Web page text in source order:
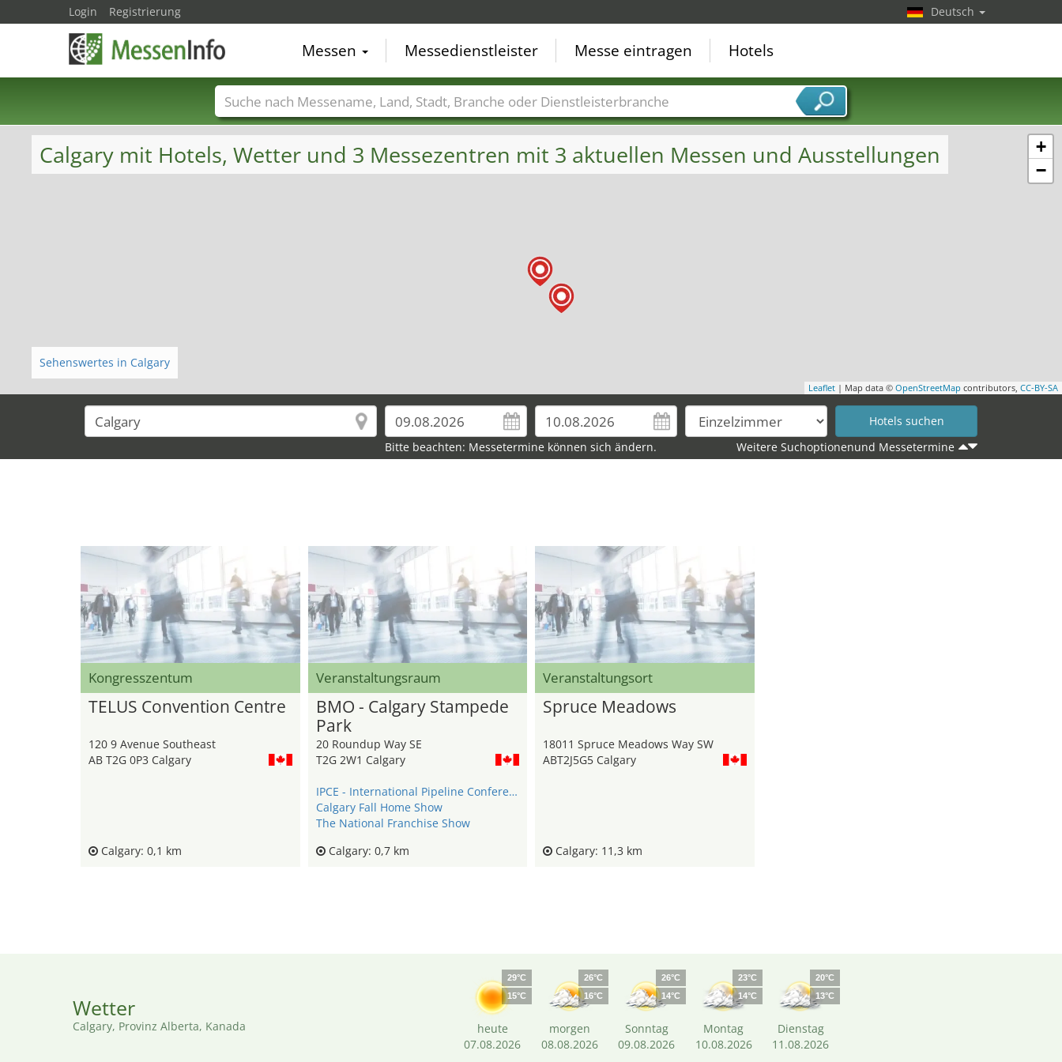
+
−
Leaflet | Map data © OpenStreetMap contributors, CC-BY-SA
Calgary mit Hotels, Wetter und 3 Messezentren mit 3 aktuellen Messen und Ausstellungen
Sehenswertes in Calgary
Bitte beachten: Messetermine können sich ändern. Weitere Suchoptionenund Messetermine
Kongresszentum
TELUS Convention Centre
120 9 Avenue Southeast
AB T2G 0P3 Calgary
Calgary: 0,1 km
Veranstaltungsraum
BMO - Calgary Stampede
Park
20 Roundup Way SE
T2G 2W1 Calgary
IPCE - International Pipeline Conference & Expo
Calgary Fall Home Show
The National Franchise Show
Calgary: 0,7 km
Veranstaltungsort
Spruce Meadows
18011 Spruce Meadows Way SW
ABT2J5G5 Calgary
Calgary: 11,3 km
Wetter
Calgary, Provinz Alberta, Kanada
29°C
15°C
heute
07.08.2026
26°C
16°C
morgen
08.08.2026
26°C
14°C
Sonntag
09.08.2026
23°C
14°C
Montag
10.08.2026
20°C
13°C
Dienstag
11.08.2026
Login Registrierung Deutsch
Messen Messedienstleister Messe eintragen Hotels
Messenamen Länder Städte Branchen Dienstleisterbranchen